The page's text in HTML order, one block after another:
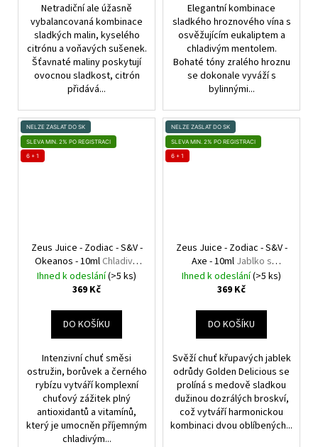
Netradiční ale úžasně
vybalancovaná kombinace
sladkých malin, kyselého
citrónu a voňavých sušenek.
Šťavnaté maliny poskytují
ovocnou sladkost, citrón
přidává...
Elegantní kombinace
sladkého hroznového vína s
osvěžujícím eukaliptem a
chladivým mentolem.
Bohaté tóny zralého hroznu
se dokonale vyváží s
bylinnými...
NELZE ZASLAT DO SK
SLEVA MIN. 2% PO REGISTRACI
6 + 1
Zeus Juice - Zodiac - S&V -
Okeanos - 10ml Chladivé
tmavé bobule
Ihned k odeslání(>5 ks)
369 Kč
DO KOŠÍKU
Intenzivní chuť směsi
ostružin, borůvek a černého
rybízu vytváří komplexní
chuťový zážitek plný
antioxidantů a vitamínů,
který je umocněn příjemným
chladivým...
NELZE ZASLAT DO SK
SLEVA MIN. 2% PO REGISTRACI
6 + 1
Zeus Juice - Zodiac - S&V -
Axe - 10ml Jablko s
broskví
Ihned k odeslání(>5 ks)
369 Kč
DO KOŠÍKU
Svěží chuť křupavých jablek
odrůdy Golden Delicious se
prolíná s medově sladkou
dužinou dozrálých broskví,
což vytváří harmonickou
kombinaci dvou oblíbených...